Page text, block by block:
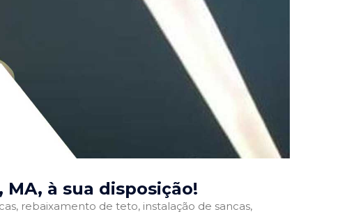
MA, à sua disposição!
rebaixamento de teto, instalação de sancas,